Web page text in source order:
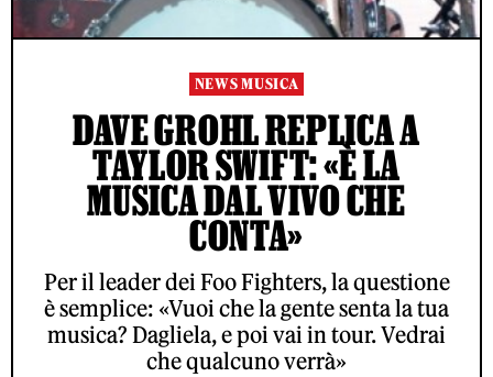
NEWS MUSICA
DAVE GROHL REPLICA A
TAYLOR SWIFT: «È LA
MUSICA DAL VIVO CHE
CONTA»
Per il leader dei Foo Fighters, la questione
è semplice: «Vuoi che la gente senta la tua
musica? Dagliela, e poi vai in tour. Vedrai
che qualcuno verrà»